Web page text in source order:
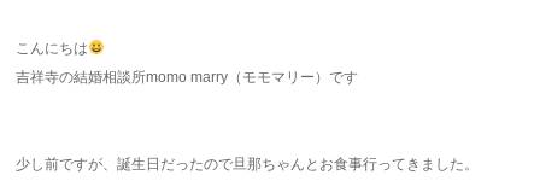
こんにちは
吉祥寺の結婚相談所momo marry（モモマリー）です
少し前ですが、誕生日だったので旦那ちゃんとお食事行ってきました。